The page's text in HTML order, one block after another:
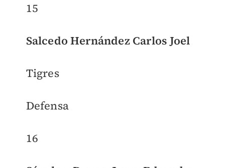
15
Salcedo Hernández Carlos Joel
Tigres
Defensa
16